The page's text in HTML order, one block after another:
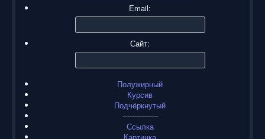
Email:
Сайт:
Полужирный
Курсив
Подчёркнутый
---------------
Ссылка